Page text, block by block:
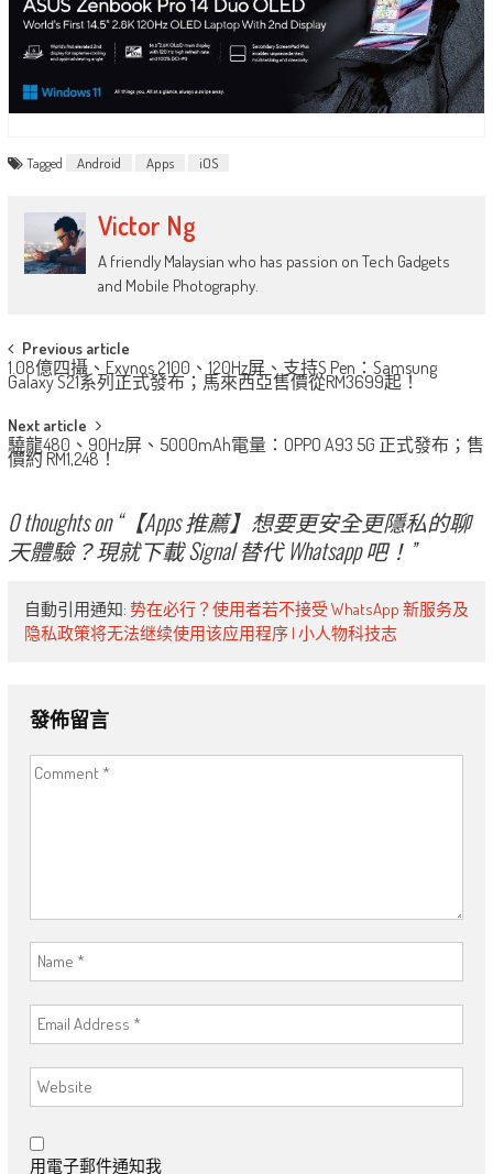
Tagged Android Apps iOS
Victor Ng
A friendly Malaysian who has passion on Tech Gadgets
and Mobile Photography.
Post
navigation
Previous article
1.08億四攝、Exynos 2100、120Hz屏、支持S Pen：Samsung
Galaxy S21系列正式發布；馬來西亞售價從RM3699起！
Next article
驍龍480、90Hz屏、5000mAh電量：OPPO A93 5G 正式發布；售
價約 RM1,248！
0 thoughts on “【Apps 推薦】想要更安全更隱私的聊
天體驗？現就下載 Signal 替代 Whatsapp 吧！ ”
自動引用通知: 势在必行？使用者若不接受 WhatsApp 新服务及
隐私政策将无法继续使用该应用程序 | 小人物科技志
發佈留言
用電子郵件通知我